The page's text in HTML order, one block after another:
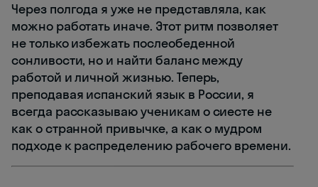
Через полгода я уже не представляла, как
можно работать иначе. Этот ритм позволяет
не только избежать послеобеденной
сонливости, но и найти баланс между
работой и личной жизнью. Теперь,
преподавая испанский язык в России, я
всегда рассказываю ученикам о сиесте не
как о странной привычке, а как о мудром
подходе к распределению рабочего времени.